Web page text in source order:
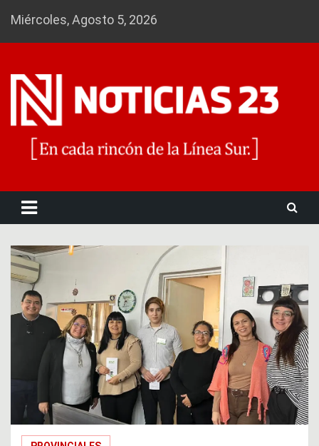
Miércoles, Agosto 5, 2026